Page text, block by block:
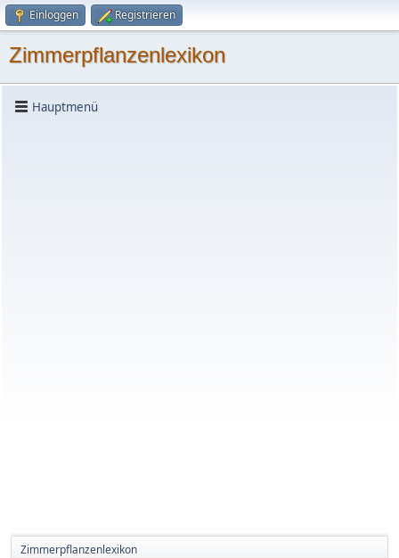
Einloggen Registrieren
Zimmerpflanzenlexikon
Hauptmenü
Zimmerpflanzenlexikon